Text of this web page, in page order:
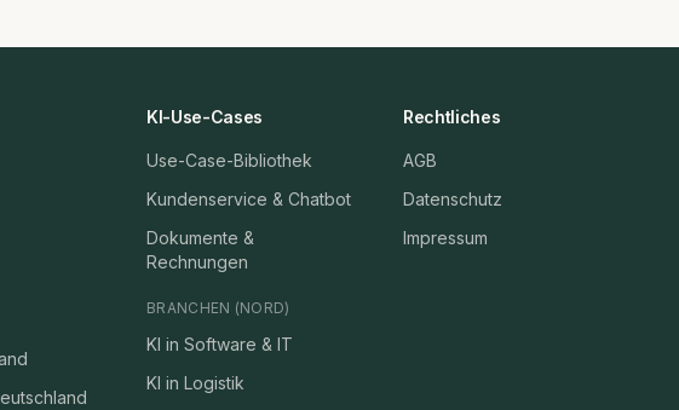
KI-Use-Cases
Use-Case-Bibliothek
Kundenservice & Chatbot
Dokumente &
Rechnungen
BRANCHEN (NORD)
KI in Software & IT
KI in Logistik
Rechtliches
AGB
Datenschutz
Impressum